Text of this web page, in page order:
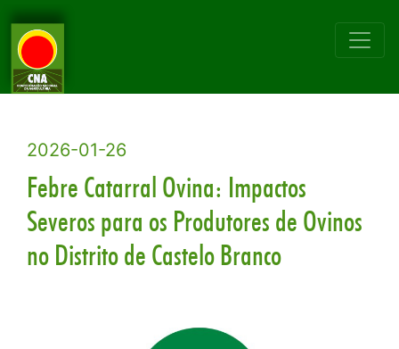
2026-01-26
Febre Catarral Ovina: Impactos
Severos para os Produtores de Ovinos
no Distrito de Castelo Branco